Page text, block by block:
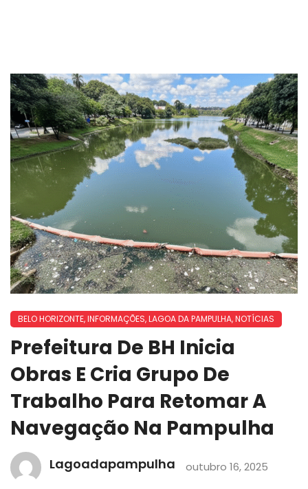
BELO HORIZONTE,INFORMAÇÕES,LAGOA DA PAMPULHA,NOTÍCIAS
Prefeitura De BH Inicia
Obras E Cria Grupo De
Trabalho Para Retomar A
Navegação Na Pampulha
Lagoadapampulha outubro 16, 2025